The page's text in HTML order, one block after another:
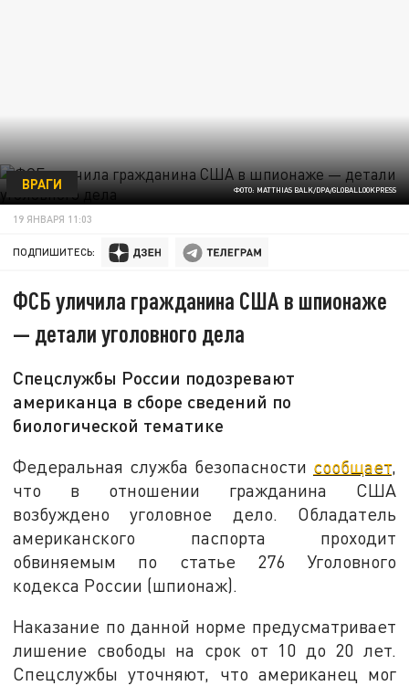
ФОТО: MATTHIAS BALK/DPA/GLOBALLOOKPRESS
ВРАГИ
19 ЯНВАРЯ 11:03
ПОДПИШИТЕСЬ:
ФСБ уличила гражданина США в шпионаже
— детали уголовного дела
Спецслужбы России подозревают
американца в сборе сведений по
биологической тематике
Федеральная служба безопасности сообщает,
что в отношении гражданина США
возбуждено уголовное дело. Обладатель
американского паспорта проходит
обвиняемым по статье 276 Уголовного
кодекса России (шпионаж).
Наказание по данной норме предусматривает
лишение свободы на срок от 10 до 20 лет.
Спецслужбы уточняют, что американец мог